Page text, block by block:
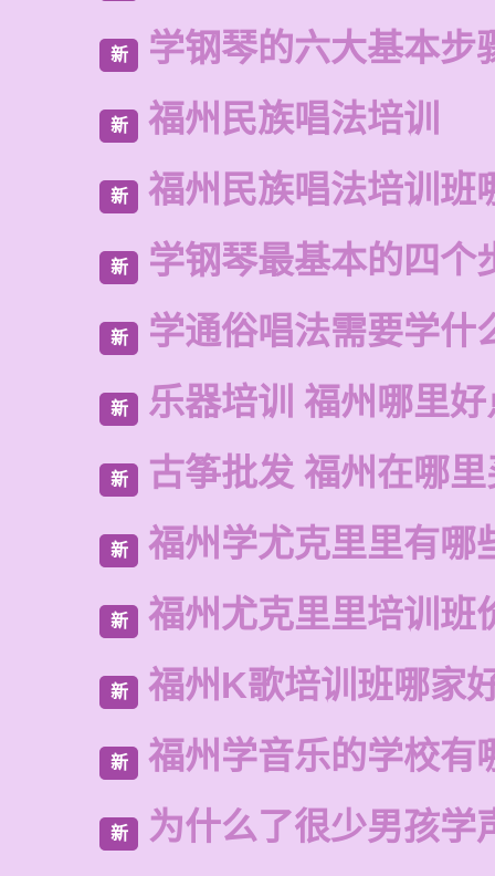
新 学钢琴的六大基本步
新 福州民族唱法培训
新 福州民族唱法培训班
新 学钢琴最基本的四个
新 学通俗唱法需要学什
新 乐器培训 福州哪里
新 古筝批发 福州在哪
新 福州学尤克里里有哪
新 福州尤克里里培训班
新 福州K歌培训班哪家
新 福州学音乐的学校有
新 为什么了很少男孩学